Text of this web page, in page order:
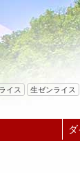
検索
イス 生ゼンライス